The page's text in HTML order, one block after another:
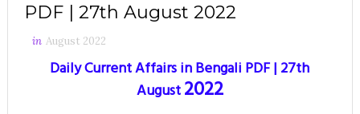
PDF | 27th August 2022
in August 2022
Daily Current Affairs in Bengali PDF | 27th
August2022